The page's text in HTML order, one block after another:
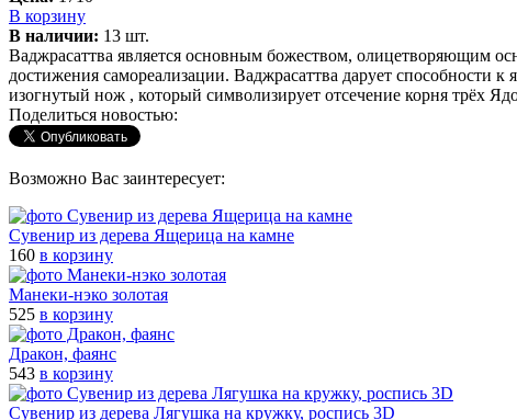
В корзину
В наличии: 13 шт.
Ваджрасаттва является основным божеством, олицетворяющим
достижения самореализации. Ваджрасаттва дарует
изогнутый нож , который символизирует отсечение корня трёх
Поделиться новостью:
Возможно Вас заинтересует:
Сувенир из дерева Ящерица на камне
160 в корзину
Манеки-нэко золотая
525 в корзину
Дракон, фаянс
543 в корзину
Сувенир из дерева Лягушка на кружку, роспись 3D